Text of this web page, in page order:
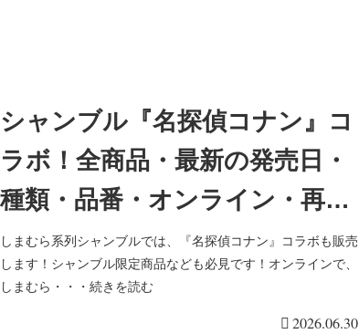
シャンブル『名探偵コナン』コ
ラボ！全商品・最新の発売日・
種類・品番・オンライン・再販
まとめ！取扱店はどこ？クロー
ズドミニタオルが2026/7/1より
しまむら系列シャンブルでは、『名探偵コナン』コラボも販売
します！シャンブル限定商品なども必見です！オンラインで、
しまむら・・・続きを読む
2026.06.30